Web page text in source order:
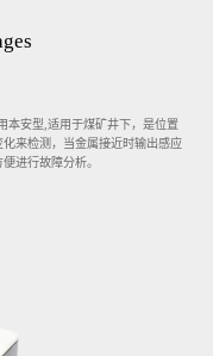
本安型,适用于煤矿井下，是位置
来检测，当金属接近时输出感应
进行故障分析。